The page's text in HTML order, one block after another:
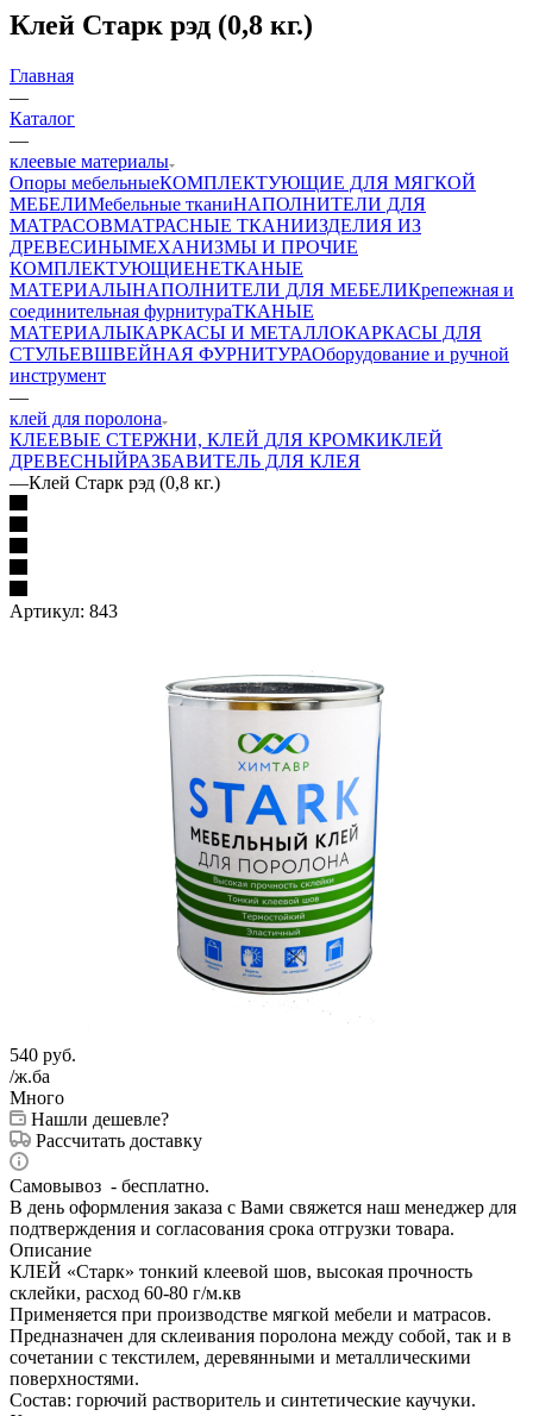
Клей Старк рэд (0,8 кг.)
Главная
—
Каталог
—
клеевые материалы
Опоры мебельныеКОМПЛЕКТУЮЩИЕ ДЛЯ МЯГКОЙ
МЕБЕЛИМебельные тканиНАПОЛНИТЕЛИ ДЛЯ
МАТРАСОВМАТРАСНЫЕ ТКАНИИЗДЕЛИЯ ИЗ
ДРЕВЕСИНЫМЕХАНИЗМЫ И ПРОЧИЕ
КОМПЛЕКТУЮЩИЕНЕТКАНЫЕ
МАТЕРИАЛЫНАПОЛНИТЕЛИ ДЛЯ МЕБЕЛИКрепежная и
соединительная фурнитураТКАНЫЕ
МАТЕРИАЛЫКАРКАСЫ И МЕТАЛЛОКАРКАСЫ ДЛЯ
СТУЛЬЕВШВЕЙНАЯ ФУРНИТУРАОборудование и ручной
инструмент
—
клей для поролона
КЛЕЕВЫЕ СТЕРЖНИ, КЛЕЙ ДЛЯ КРОМКИКЛЕЙ
ДРЕВЕСНЫЙРАЗБАВИТЕЛЬ ДЛЯ КЛЕЯ
—Клей Старк рэд (0,8 кг.)
Артикул: 843
540 руб.
/ж.ба
Много
Нашли дешевле?
Рассчитать доставку
Самовывоз - бесплатно.
В день оформления заказа с Вами свяжется наш менеджер для
подтверждения и согласования срока отгрузки товара.
Описание
КЛЕЙ «Старк» тонкий клеевой шов, высокая прочность
склейки, расход 60-80 г/м.кв
Применяется при производстве мягкой мебели и матрасов.
Предназначен для склеивания поролона между собой, так и в
сочетании с текстилем, деревянными и металлическими
поверхностями.
Состав: горючий растворитель и синтетические каучуки.